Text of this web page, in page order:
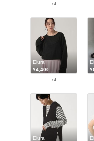
.st
Elura
¥4,400
.st
Elura